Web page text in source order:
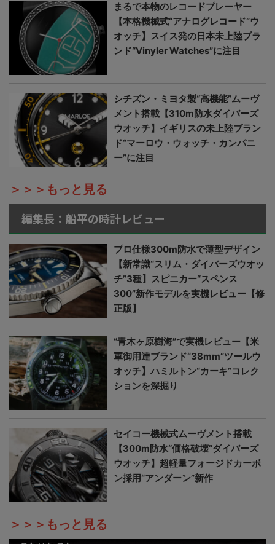
まるで本物のレコードプレーヤー
【本格機械式“アナログレコード”ウ
オッチ】スイス発の日本未上陸ブラ
ンド“Vinyler Watches”に注目
シチズン・ミヨタ製“高機能”ムーヴ
メント搭載【310m防水ダイバーズ
ウオッチ】イギリスの未上陸ブラン
ド“マーロウ・ウォッチ・カンパニ
ー”に注目
＞＞＞もっと見る
編集長：船平の時計レビュー
プロ仕様300m防水で薄型デザイン
【新常識“スリム・ダイバーズウオッ
チ”3種】スピニカー“スペンス
300”新作モデルを実機レビュー【修
正版】
“青木ヶ原樹海”で実機レビュー【米
軍御用達ブランド“38mm”ツールウ
オッチ】ハミルトン“カーキ”コレク
ションを深掘り
セイコー機械式ムーヴメント搭載
【300m防水“価格破壊”ダイバーズ
ウオッチ】超軽量フォージドカーボ
ン採用“アンダーン”新作
＞＞＞もっと見る